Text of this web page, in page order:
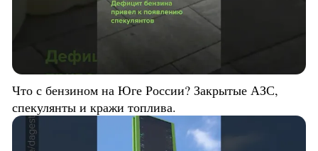
Что с бензином на Юге России? Закрытые АЗС,
спекулянты и кражи топлива.